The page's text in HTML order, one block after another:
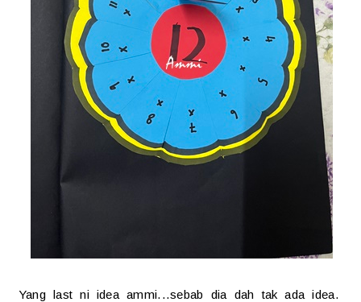
Yang last ni idea ammi...sebab dia dah tak ada idea.